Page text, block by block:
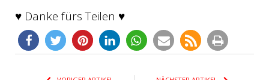
♥ Danke fürs Teilen ♥